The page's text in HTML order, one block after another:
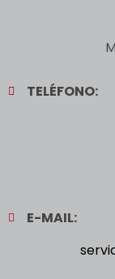
TELÉFONO:
E-MAIL: